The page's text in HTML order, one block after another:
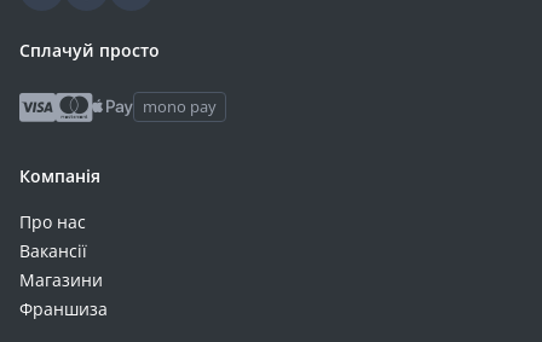
Сплачуй просто
mono pay
Компанія
Про нас
Вакансії
Магазини
Франшиза